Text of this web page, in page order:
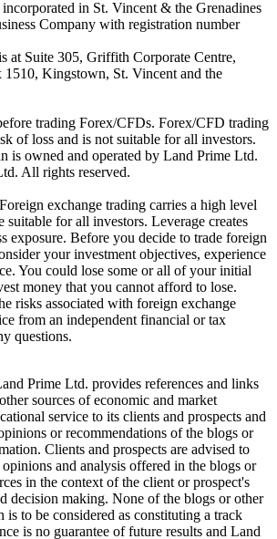
in St. Vincent & the Grenadines
Company with registration number
at Suite 305, Griffith Corporate Centre,
1510, Kingstown, St. Vincent and the
trading Forex/CFDs. Forex/CFD trading
of loss and is not suitable for all investors.
is owned and operated by Land Prime Ltd.
All rights reserved.
exchange trading carries a high level
suitable for all investors. Leverage creates
exposure. Before you decide to trade foreign
your investment objectives, experience
You could lose some or all of your initial
money that you cannot afford to lose.
risks associated with foreign exchange
from an independent financial or tax
questions.
Prime Ltd. provides references and links
sources of economic and market
service to its clients and prospects and
or recommendations of the blogs or
Clients and prospects are advised to
and analysis offered in the blogs or
in the context of the client or prospect's
decision making. None of the blogs or other
is to be considered as constituting a track
is no guarantee of future results and Land